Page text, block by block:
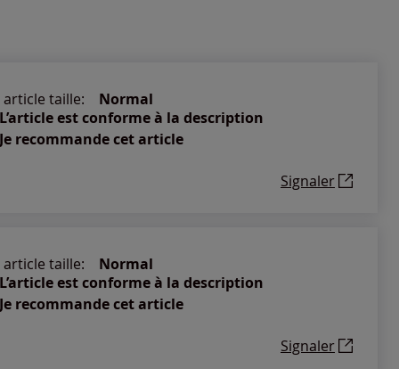
article taille:
Normal
est conforme à la description
recommande cet article
Signaler
article taille:
Normal
est conforme à la description
recommande cet article
Signaler